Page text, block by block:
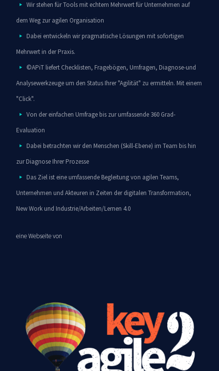
Wir stehen für Tools mit echtem Mehrwert für Unternehmen auf
dem Weg zur agilen Organisation
Dabei entwickeln wir pragmatische Lösungen mit sofortigen
Mehrwert in der Praxis.
©APiT liefert Checklisten, Fragebögen, Umfragen, Diagnose-und
Analysewerkzeuge um den Status Ihrer "Agilität" zu ermitteln. Mit einem
"Click".
Von der einfachen Umfrage bis zur umfassende 360 Grad-
Evaluation
Dabei betrachten wir den Menschen (Skill-Ebene) im Team bis hin
zur Diagnose Ihrer Prozesse
Das Ziel ist eine umfassende Begleitung von agilen Teams,
Unternehmen und Akteuren in Zeiten der digitalen Transformation,
New Work und Industrie/Arbeiten/Lernen 4.0
eine Webseite von